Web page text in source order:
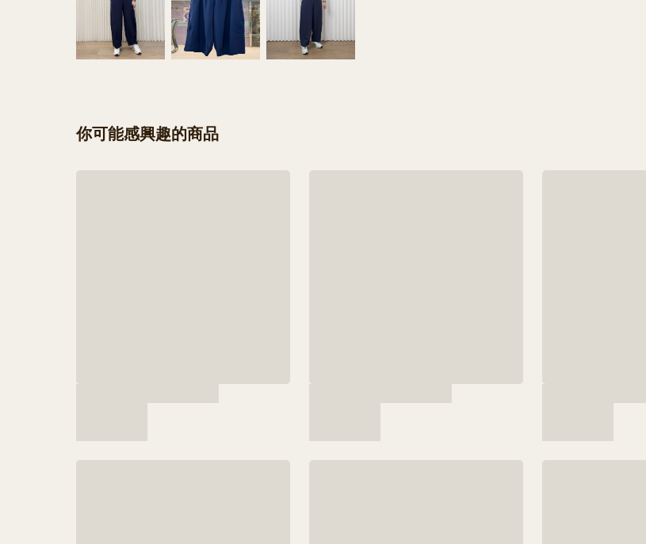
你可能感興趣的商品